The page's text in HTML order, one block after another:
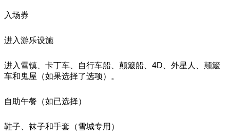
入场券
进入游乐设施
进入雪镇、卡丁车、自行车船、颠簸船、4D、外星人、颠簸
车和鬼屋（如果选择了选项）。
自助午餐（如已选择）
鞋子、袜子和手套（雪城专用）